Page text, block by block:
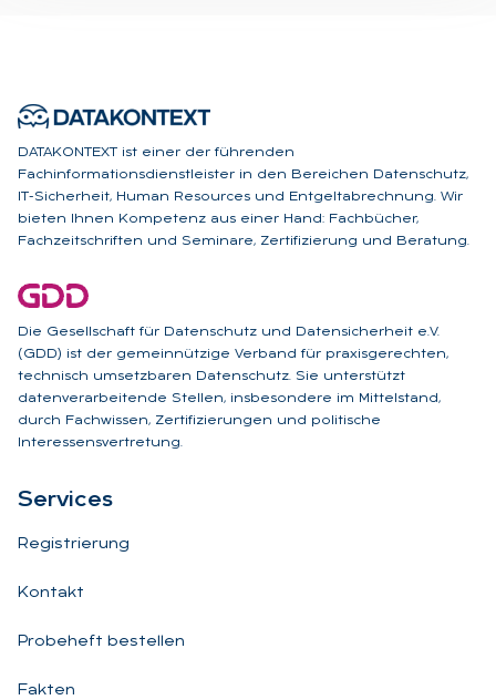
DATAKONTEXT ist einer der führenden
Fachinformationsdienstleister in den Bereichen Datenschutz,
IT-Sicherheit, Human Resources und Entgeltabrechnung. Wir
bieten Ihnen Kompetenz aus einer Hand: Fachbücher,
Fachzeitschriften und Seminare, Zertifizierung und Beratung.
Die Gesellschaft für Datenschutz und Datensicherheit e.V.
(GDD) ist der gemeinnützige Verband für praxisgerechten,
technisch umsetzbaren Datenschutz. Sie unterstützt
datenverarbeitende Stellen, insbesondere im Mittelstand,
durch Fachwissen, Zertifizierungen und politische
Interessensvertretung.
Ser­vices
Registrierung
Kontakt
Probeheft bestellen
Fakten